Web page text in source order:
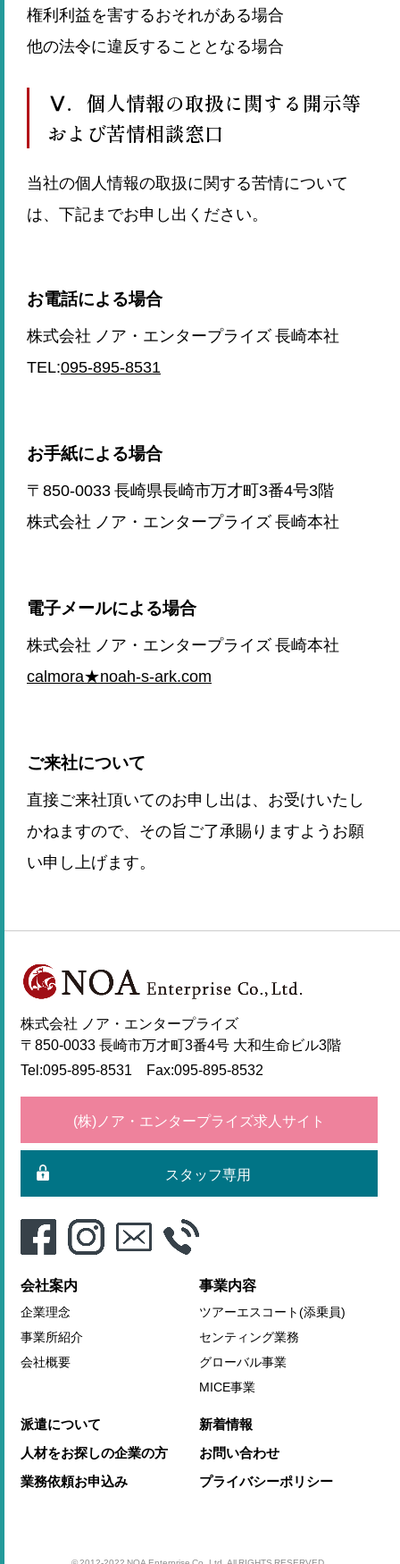
権利利益を害するおそれがある場合
他の法令に違反することとなる場合
Ⅴ．個人情報の取扱に関する開示等
および苦情相談窓口
当社の個人情報の取扱に関する苦情について
は、下記までお申し出ください。
お電話による場合
株式会社 ノア・エンタープライズ 長崎本社
TEL:095-895-8531
お手紙による場合
〒850-0033 長崎県長崎市万才町3番4号3階
株式会社 ノア・エンタープライズ 長崎本社
電子メールによる場合
株式会社 ノア・エンタープライズ 長崎本社
calmora★noah-s-ark.com
ご来社について
直接ご来社頂いてのお申し出は、お受けいたし
かねますので、その旨ご了承賜りますようお願
い申し上げます。
株式会社 ノア・エンタープライズ
〒850-0033 長崎市万才町3番4号 大和生命ビル3階
Tel:095-895-8531 Fax:095-895-8532
(株)ノア・エンタープライズ求人サイト
スタッフ専用
会社案内
企業理念
事業所紹介
会社概要
事業内容
ツアーエスコート(添乗員)
センティング業務
グローバル事業
MICE事業
派遣について
人材をお探しの企業の方
業務依頼お申込み
新着情報
お問い合わせ
プライバシーポリシー